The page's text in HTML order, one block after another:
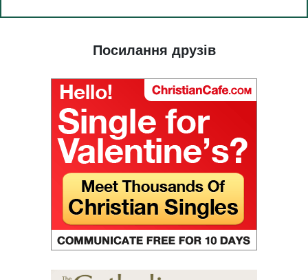
(25) Їжа і благодать.
(27) Тримати життя в любові.
(28) Правда в любові.
(29) Рай у Бога.
(30) Піст.
(31) Судді та народ.
(32) Світло і темрява.
(33) Ісусова молитва в утробі.
(34) Океан і болото.
(35) Страх - мудрість.
Посилання друзів